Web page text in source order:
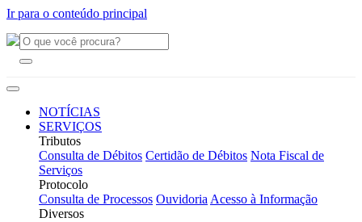
Ir para o conteúdo principal
NOTÍCIAS
SERVIÇOS
Tributos
Consulta de Débitos Certidão de Débitos Nota Fiscal de
Serviços
Protocolo
Consulta de Processos Ouvidoria Acesso à Informação
Diversos